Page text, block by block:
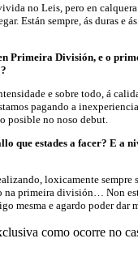
no Leis, pero en calquera
Están sempre, ás duras e
Primeira División, e o
e sobre todo, á
pagando a
posible no noso debut.
que estades a facer? E a
loxicamente sempre
na primeira división… Non
mesma e agardo poder dar
como ocorre no